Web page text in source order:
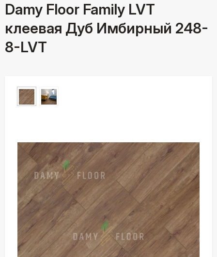
Damy Floor Family LVT
клеевая Дуб Имбирный 248-
8-LVT